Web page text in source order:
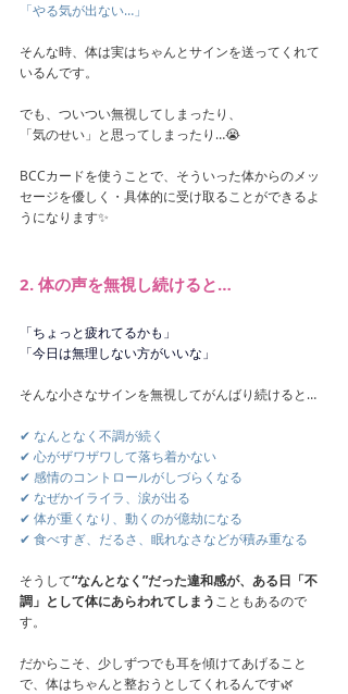
「やる気が出ない…」
そんな時、体は実はちゃんとサインを送ってくれて
いるんです。
でも、ついつい無視してしまったり、
「気のせい」と思ってしまったり…😭
BCCカードを使うことで、そういった体からのメッ
セージを優しく・具体的に受け取ることができるよ
うになります✨
2. 体の声を無視し続けると…
「ちょっと疲れてるかも」
「今日は無理しない方がいいな」
そんな小さなサインを無視してがんばり続けると…
✔ なんとなく不調が続く
✔ 心がザワザワして落ち着かない
✔ 感情のコントロールがしづらくなる
✔ なぜかイライラ、涙が出る
✔ 体が重くなり、動くのが億劫になる
✔ 食べすぎ、だるさ、眠れなさなどが積み重なる
そうして“なんとなく”だった違和感が、ある日「不
調」として体にあらわれてしまう こともあるので
す。
だからこそ、少しずつでも耳を傾けてあげること
で、体はちゃんと整おうとしてくれるんです🌿